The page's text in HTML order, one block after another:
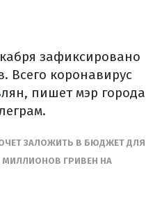
зафиксировано
Всего коронавирус
пишет мэр города
ЗАЛОЖИТЬ В БЮДЖЕТ ДЛЯ
ГРИВЕН НА